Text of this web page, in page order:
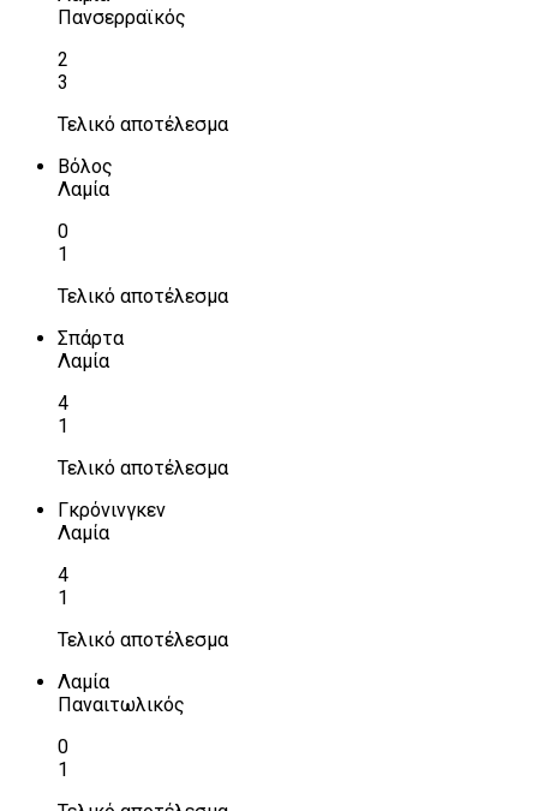
Πανσερραϊκός
2
3
Τελικό αποτέλεσμα
Βόλος
Λαμία
0
1
Τελικό αποτέλεσμα
Σπάρτα
Λαμία
4
1
Τελικό αποτέλεσμα
Γκρόνινγκεν
Λαμία
4
1
Τελικό αποτέλεσμα
Λαμία
Παναιτωλικός
0
1